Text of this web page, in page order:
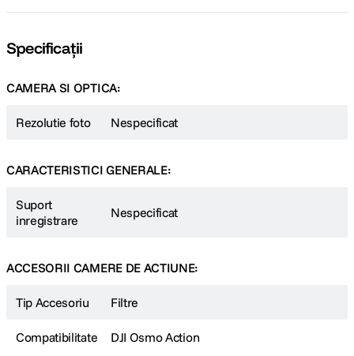
Specificații
CAMERA SI OPTICA:
Rezolutie foto Nespecificat
CARACTERISTICI GENERALE:
Suport
inregistrare
Nespecificat
ACCESORII CAMERE DE ACTIUNE:
Tip Accesoriu Filtre
Compatibilitate DJI Osmo Action